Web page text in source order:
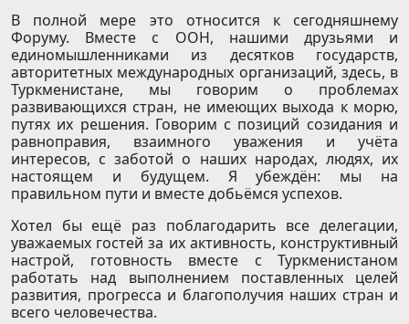
В полной мере это относится к сегодняшнему
Форуму. Вместе с ООН, нашими друзьями и
единомышленниками из десятков государств,
авторитетных международных организаций, здесь, в
Туркменистане, мы говорим о проблемах
развивающихся стран, не имеющих выхода к морю,
путях их решения. Говорим с позиций созидания и
равноправия, взаимного уважения и учёта
интересов, с заботой о наших народах, людях, их
настоящем и будущем. Я убеждён: мы на
правильном пути и вместе добьёмся успехов.
Хотел бы ещё раз поблагодарить все делегации,
уважаемых гостей за их активность, конструктивный
настрой, готовность вместе с Туркменистаном
работать над выполнением поставленных целей
развития, прогресса и благополучия наших стран и
всего человечества.